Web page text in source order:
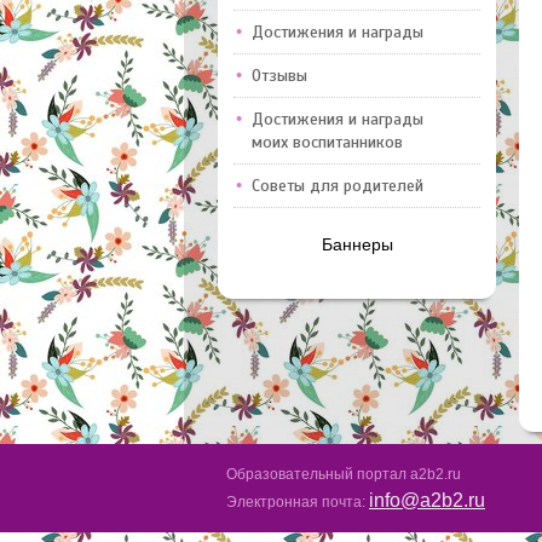
Достижения и награды
Отзывы
Достижения и награды
моих воспитанников
Советы для родителей
Баннеры
Образовательный портал a2b2.ru
Электронная почта: info@a2b2.ru